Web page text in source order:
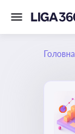
Головна